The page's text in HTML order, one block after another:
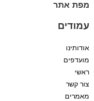
מפת אתר
עמודים
אודותינו
מועדפים
ראשי
צור קשר
מאמרים